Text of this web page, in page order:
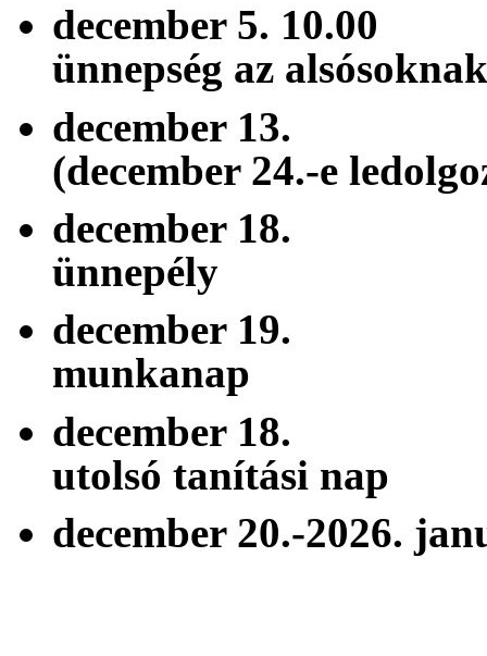
december 5.
ünnepség az alsósoknak
december
(december 24.-e
december
ünnepély
december
munkanap
december
utolsó tanítási nap
december 20.-